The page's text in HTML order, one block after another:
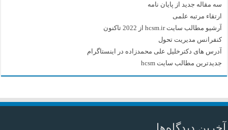
سه مقاله جدید از پایان نامه
ارتقاء مرتبه علمی
آرشیو مطالب سایت hcsm.ir از 2022 تاکنون
کنفرانس مدیریت تحول
آدرس های دکترخلیل علی محمدزاده در اینستاگرام
جدیدترین مطالب سایت hcsm